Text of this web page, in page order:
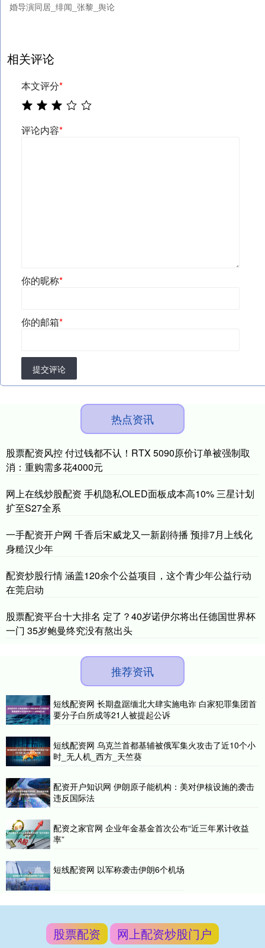
婚导演同居_绯闻_张黎_舆论
相关评论
本文评分*
评论内容*
你的昵称*
你的邮箱*
提交评论
热点资讯
股票配资风控 付过钱都不认！RTX 5090原价订单被强制取
消：重购需多花4000元
网上在线炒股配资 手机隐私OLED面板成本高10% 三星计划
扩至S27全系
一手配资开户网 千香后宋威龙又一新剧待播 预排7月上线化
身糙汉少年
配资炒股行情 涵盖120余个公益项目，这个青少年公益行动
在莞启动
股票配资平台十大排名 定了？40岁诺伊尔将出任德国世界杯
一门 35岁鲍曼终究没有熬出头
推荐资讯
短线配资网 长期盘踞缅北大肆实施电诈 白家犯罪集团首
要分子白所成等21人被提起公诉
短线配资网 乌克兰首都基辅被俄军集火攻击了近10个小
时_无人机_西方_天竺葵
配资开户知识网 伊朗原子能机构：美对伊核设施的袭击
违反国际法
配资之家官网 企业年金基金首次公布“近三年累计收益
率”
短线配资网 以军称袭击伊朗6个机场
股票配资 网上配资炒股门户